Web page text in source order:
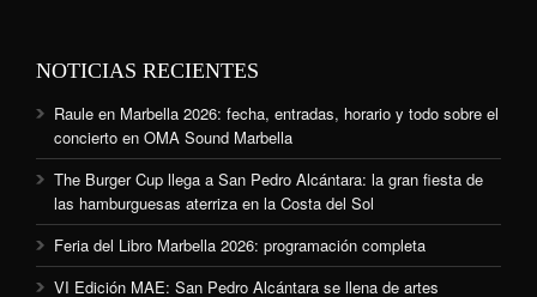
NOTICIAS RECIENTES
Raule en Marbella 2026: fecha, entradas, horario y todo sobre el
concierto en OMA Sound Marbella
The Burger Cup llega a San Pedro Alcántara: la gran fiesta de
las hamburguesas aterriza en la Costa del Sol
Feria del Libro Marbella 2026: programación completa
VI Edición MAE: San Pedro Alcántara se llena de artes